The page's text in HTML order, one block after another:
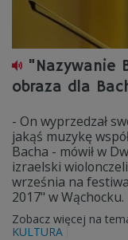
"Nazywanie
obraza dla
- On wyprzedzał
jakąś muzykę
Bacha - mówił w
izraelski
września na
2017" w Wąchocku.
Zobacz więcej na
KULTURA